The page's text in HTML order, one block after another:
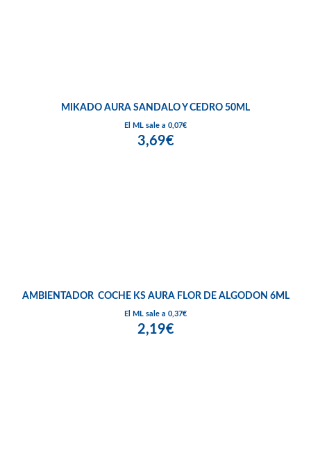
MIKADO AURA SANDALO Y CEDRO 50ML
El ML sale a 0,07€
3,69€
AMBIENTADOR COCHE KS AURA FLOR DE ALGODON 6ML
El ML sale a 0,37€
2,19€